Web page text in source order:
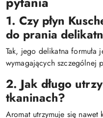
1. Czy płyn
do prania
Tak, jego delikatna formuła
wymagających szczególnej
2. Jak długo
tkaninach?
Aromat utrzymuje się